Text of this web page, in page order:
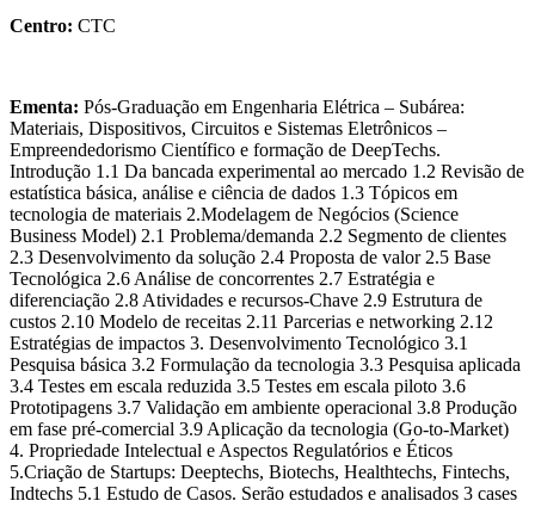
Centro: CTC
Ementa: Pós-Graduação em Engenharia Elétrica – Subárea:
Materiais, Dispositivos, Circuitos e Sistemas Eletrônicos –
Empreendedorismo Científico e formação de DeepTechs.
Introdução 1.1 Da bancada experimental ao mercado 1.2 Revisão de
estatística básica, análise e ciência de dados 1.3 Tópicos em
tecnologia de materiais 2.Modelagem de Negócios (Science
Business Model) 2.1 Problema/demanda 2.2 Segmento de clientes
2.3 Desenvolvimento da solução 2.4 Proposta de valor 2.5 Base
Tecnológica 2.6 Análise de concorrentes 2.7 Estratégia e
diferenciação 2.8 Atividades e recursos-Chave 2.9 Estrutura de
custos 2.10 Modelo de receitas 2.11 Parcerias e networking 2.12
Estratégias de impactos 3. Desenvolvimento Tecnológico 3.1
Pesquisa básica 3.2 Formulação da tecnologia 3.3 Pesquisa aplicada
3.4 Testes em escala reduzida 3.5 Testes em escala piloto 3.6
Prototipagens 3.7 Validação em ambiente operacional 3.8 Produção
em fase pré-comercial 3.9 Aplicação da tecnologia (Go-to-Market)
4. Propriedade Intelectual e Aspectos Regulatórios e Éticos
5.Criação de Startups: Deeptechs, Biotechs, Healthtechs, Fintechs,
Indtechs 5.1 Estudo de Casos. Serão estudados e analisados 3 cases